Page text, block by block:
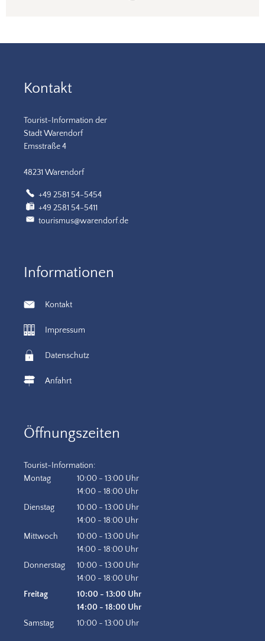
Kontakt
Tourist-Information der
Stadt Warendorf
Emsstraße 4
48231 Warendorf
+49 2581 54-5454
+49 2581 54-5411
tourismus@warendorf.de
Informationen
Kontakt
Impressum
Datenschutz
Anfahrt
Öffnungszeiten
Tourist-Information:
Montag
10:00 - 13:00 Uhr
Von 10:00 bis 13:00 Uhr
14:00 - 18:00 Uhr
Von 14:00 bis 18:00 Uhr
Dienstag 10:00 - 13:00 Uhr
Von 10:00 bis 13:00 Uhr
14:00 - 18:00 Uhr
Von 14:00 bis 18:00 Uhr
Mittwoch 10:00 - 13:00 Uhr
Von 10:00 bis 13:00 Uhr
14:00 - 18:00 Uhr
Von 14:00 bis 18:00 Uhr
Donnerstag 10:00 - 13:00 Uhr
Von 10:00 bis 13:00 Uhr
14:00 - 18:00 Uhr
Von 14:00 bis 18:00 Uhr
Freitag 10:00 - 13:00 Uhr
Von 10:00 bis 13:00 Uhr
14:00 - 18:00 Uhr
Von 14:00 bis 18:00 Uhr
Samstag 10:00 - 13:00 Uhr